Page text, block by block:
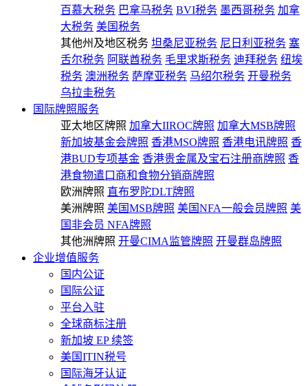
百慕大税务 巴拿马税务 BVI税务 墨西哥税务 加拿
大税务 美国税务
其他州及地区税务 坦桑尼亚税务 尼日利亚税务 塞
舌尔税务 阿联酋税务 毛里求斯税务 迪拜税务 纽埃
税务 澳洲税务 萨摩亚税务 马绍尔税务 开曼税务
乌拉圭税务
国际牌照服务
亚太地区牌照 加拿大IIROC牌照 加拿大MSB牌照
新加坡基金会牌照 香港MSO牌照 香港电讯牌照 香
港BUD专项基金 香港贵金属及宝石注册商牌照 香
港食物遣口商和食物分销商牌照
欧洲牌照 直布罗陀DLT牌照
美洲牌照 美国MSB牌照 美国NFA一般会员牌照 美
国非会员 NFA牌照
其他洲牌照 开曼CIMA监管牌照 开曼群岛牌照
企业增值服务
国内公证
国际公证
平台入驻
全球商标注册
新加坡 EP 续签
美国ITIN税号
国际海牙认证